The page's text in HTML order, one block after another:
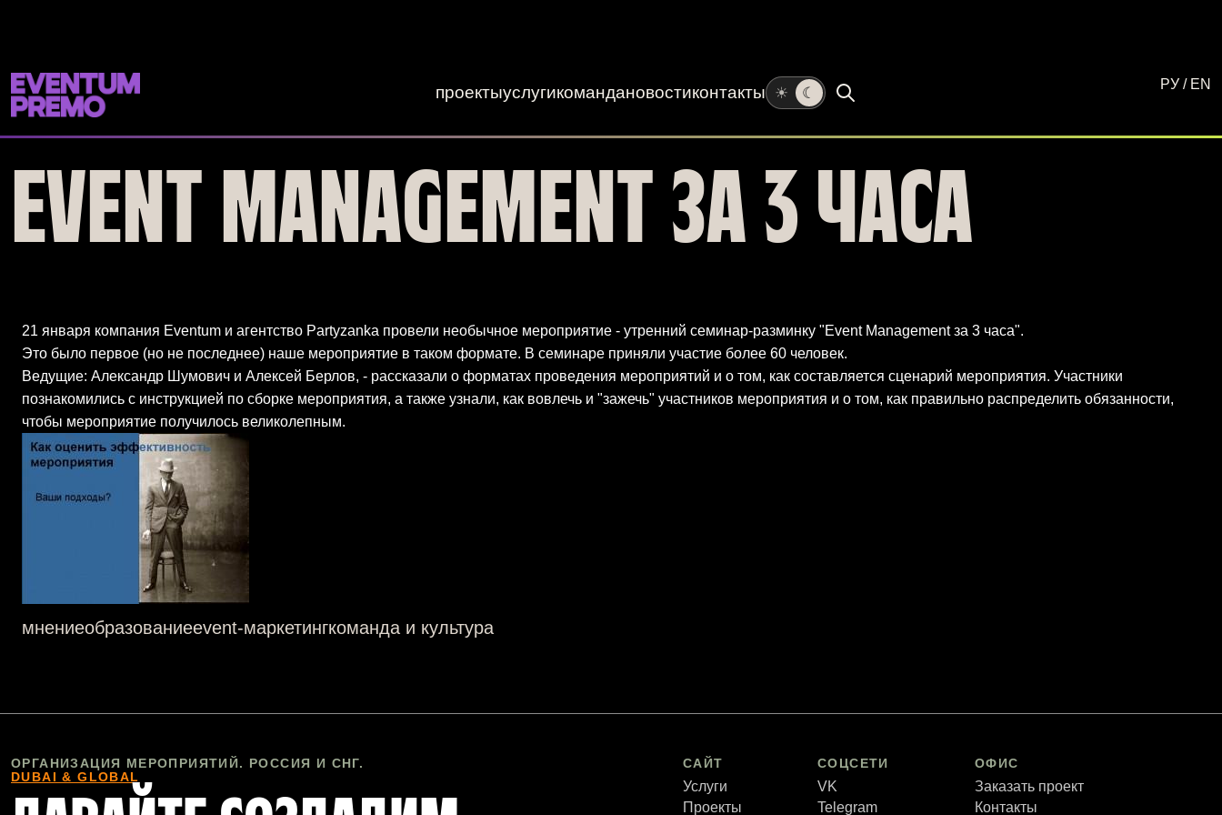
проектыуслугикомандановостиконтакты ☀ ☾ РУ / EN
EVENT MANAGEMENT ЗА 3 ЧАСА
21 января компания Eventum и агентство Partyzanka провели необычное мероприятие - утренний семинар-разминку "Event Management за 3 часа".
Это было первое (но не последнее) наше мероприятие в таком формате. В семинаре приняли участие более 60 человек.
Ведущие: Александр Шумович и Алексей Берлов, - рассказали о форматах проведения мероприятий и о том, как составляется сценарий мероприятия. Участники
познакомились с инструкцией по сборке мероприятия, а также узнали, как вовлечь и "зажечь" участников мероприятия и о том, как правильно распределить обязанности,
чтобы мероприятие получилось великолепным.
мнениеобразованиеevent-маркетингкоманда и культура
ОРГАНИЗАЦИЯ МЕРОПРИЯТИЙ. РОССИЯ И СНГ.
DUBAI & GLOBAL
САЙТ
Услуги
Проекты
СОЦСЕТИ
VK
Telegram
ОФИС
Заказать проект
Контакты